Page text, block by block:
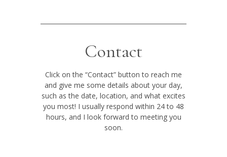
Contact
Click on the “Contact” button to reach me
and give me some details about your day,
such as the date, location, and what excites
you most! I usually respond within 24 to 48
hours, and I look forward to meeting you
soon.